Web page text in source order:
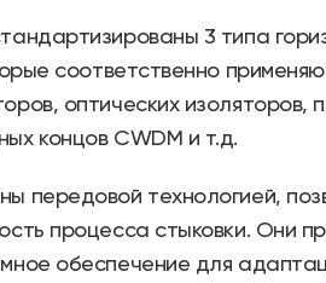
3 типа
соответственно
оптических изоляторов,
концов CWDM и т.д.
передовой технологией,
процесса стыковки. Они
обеспечение для